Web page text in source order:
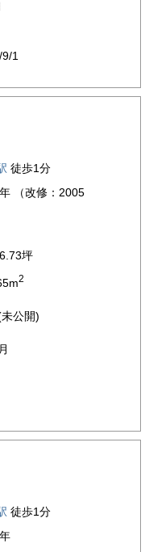
1
徒歩1分
（改修：2005
坪
2
公開)
徒歩1分